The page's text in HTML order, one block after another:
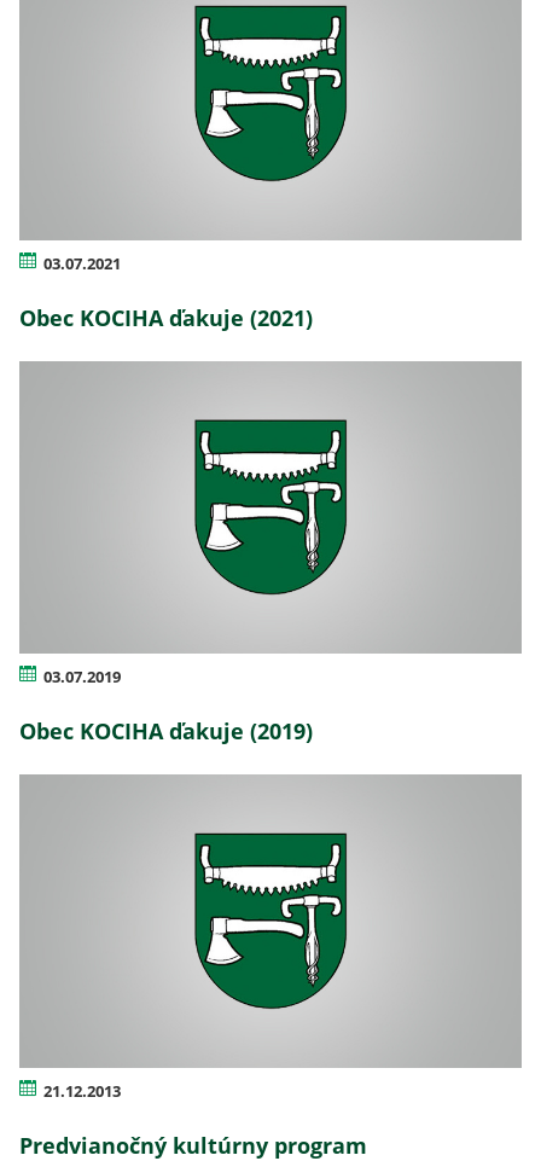
03.07.2021
Obec KOCIHA ďakuje (2021)
03.07.2019
Obec KOCIHA ďakuje (2019)
21.12.2013
Predvianočný kultúrny program